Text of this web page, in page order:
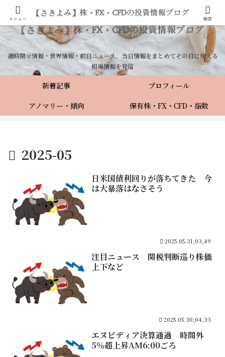
適時開示情報・世界情報・前日ニュース、当日情報をまとめてその日に使える
相場情報を発信
新着記事
プロフィール
アノマリー・傾向
保有株・FX・CFD・指数
2025-05
日米国債利回りが落ちてきた 今
は大暴落はなさそう
2025.05.31,03,49
注目ニュース 関税判断巡り株価
上下など
2025.05.30,04,33
エヌビディア決算通過 時間外
5％超上昇AM6:00ごろ
メニュー 検索